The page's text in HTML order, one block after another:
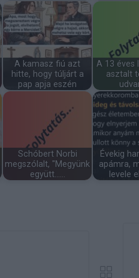
A kamasz fiú azt
hitte, hogy túljárt a
pap apja eszén
A 13 éves
asztalt
Schóbert Norbi
megszólalt, "Megyünk
együtt...…
Évekig
apámra,
levele